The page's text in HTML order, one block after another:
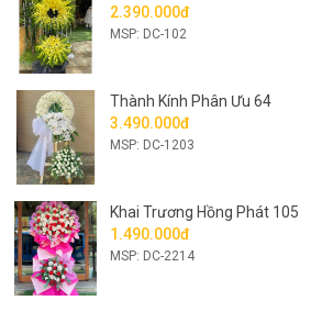
2.390.000đ
MSP: DC-102
Thành Kính Phân Ưu 64
3.490.000đ
MSP: DC-1203
Khai Trương Hồng Phát 105
1.490.000đ
MSP: DC-2214